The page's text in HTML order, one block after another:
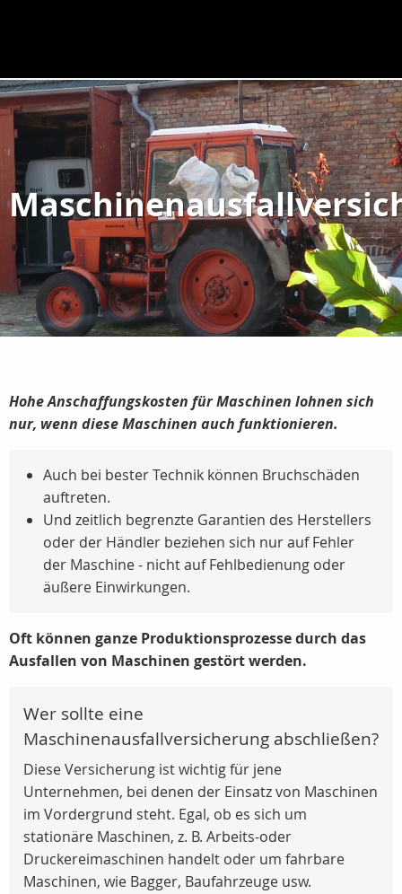
Hohe Anschaffungskosten für Maschinen lohnen sich
nur, wenn diese Maschinen auch funktionieren.
Auch bei bester Technik können Bruchschäden
auftreten.
Und zeitlich begrenzte Garantien des Herstellers
oder der Händler beziehen sich nur auf Fehler
der Maschine - nicht auf Fehlbedienung oder
äußere Einwirkungen.
Oft können ganze Produktionsprozesse durch das
Ausfallen von Maschinen gestört werden.
Wer sollte eine
Maschinenausfallversicherung abschließen?
Diese Versicherung ist wichtig für jene
Unternehmen, bei denen der Einsatz von Maschinen
im Vordergrund steht. Egal, ob es sich um
stationäre Maschinen, z. B. Arbeits-oder
Druckereimaschinen handelt oder um fahrbare
Maschinen, wie Bagger, Baufahrzeuge usw.